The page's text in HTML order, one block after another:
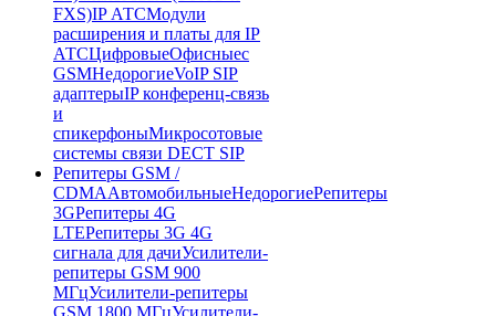
FXS)IP АТСМодули
расширения и платы для IP
АТСЦифровыеОфисныес
GSMНедорогиеVoIP SIP
адаптерыIP конференц-связь
и
спикерфоныМикросотовые
системы связи DECT SIP
Репитеры GSM /
CDMAАвтомобильныеНедорогиеРепитеры
3GРепитеры 4G
LTEРепитеры 3G 4G
сигнала для дачиУсилители-
репитеры GSM 900
МГцУсилители-репитеры
GSM 1800 МГцУсилители-